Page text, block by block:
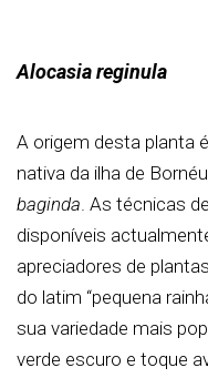
Alocasia reginula
A origem desta planta
nativa da ilha de
baginda. As técnicas
disponíveis
apreciadores de
do latim “pequena
sua variedade mais
verde escuro e toque